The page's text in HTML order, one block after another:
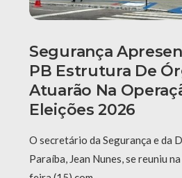
Segurança
PB Estrutura De
Atuarão Na
Eleições 2026
O secretário da Segurança e da
Paraíba, Jean Nunes, se reuniu